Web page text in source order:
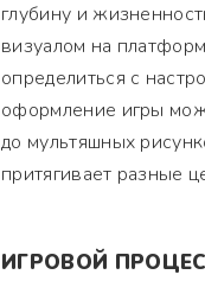
глубину и
визуалом на
определиться с
оформление игры
до мультяшных
притягивает разные
ИГРОВОЙ